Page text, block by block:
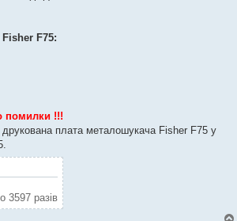
F75:
помилки !!!
друкована плата металошукача Fisher F75 у
3597 разів